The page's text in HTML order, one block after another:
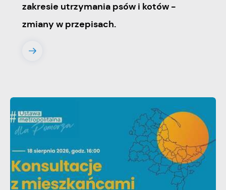
zakresie utrzymania psów i kotów -
zmiany w przepisach.